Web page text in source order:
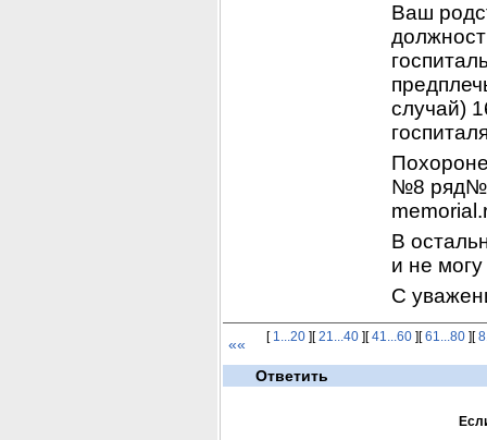
Ваш
случай)
№8
В
и не
С
«« [ 1...20 ][21...40 ][41...60 ][61...80 ][
Ответить